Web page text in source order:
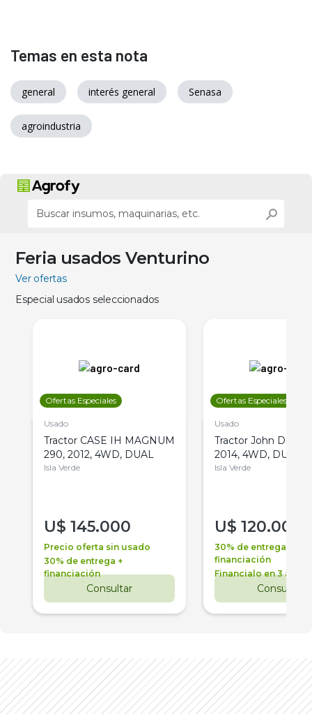
Temas en esta nota
general interés general Senasa
agroindustria
Feria usados Venturino
Ver ofertas
Especial usados seleccionados
Ofertas Especiales
Usado
Tractor CASE IH MAGNUM
290, 2012, 4WD, DUAL
Isla Verde
U$ 145.000
Precio oferta sin usado
30% de entrega +
financiación
Consultar
Ofertas Especiales
Usado
Tractor John Deere
2014, 4WD, DUAL
Isla Verde
U$ 120.000
30% de entrega +
financiación
Financialo en 3 años
Consultar